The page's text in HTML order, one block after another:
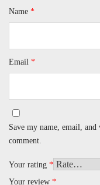
Name *
Email *
Save my name, email,
comment.
Your rating *
Your review *